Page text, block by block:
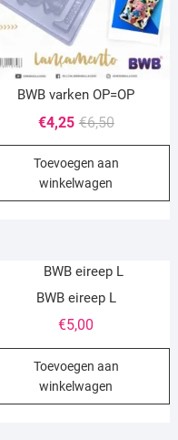
BWB varken OP=OP
€6,50
prijs
was:
€4,25
Huidige
prijs
is:
Toevoegen aan
winkelwagen
BWB eireep L
€5,00
Toevoegen aan
winkelwagen